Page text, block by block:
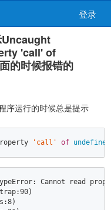
登录
Uncaught
'call' of
的时候报错的
序运行的时候总是提示
'call' of undefined
: Cannot read
90)
8)